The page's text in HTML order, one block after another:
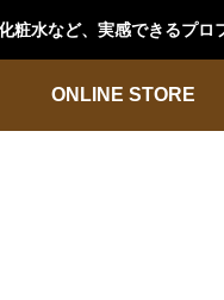
水など、実感できるプロ
ONLINE STORE